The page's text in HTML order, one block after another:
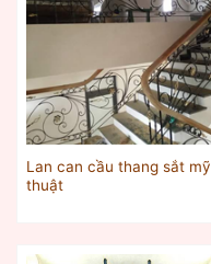
Lan can cầu thang sắt mỹ
thuật